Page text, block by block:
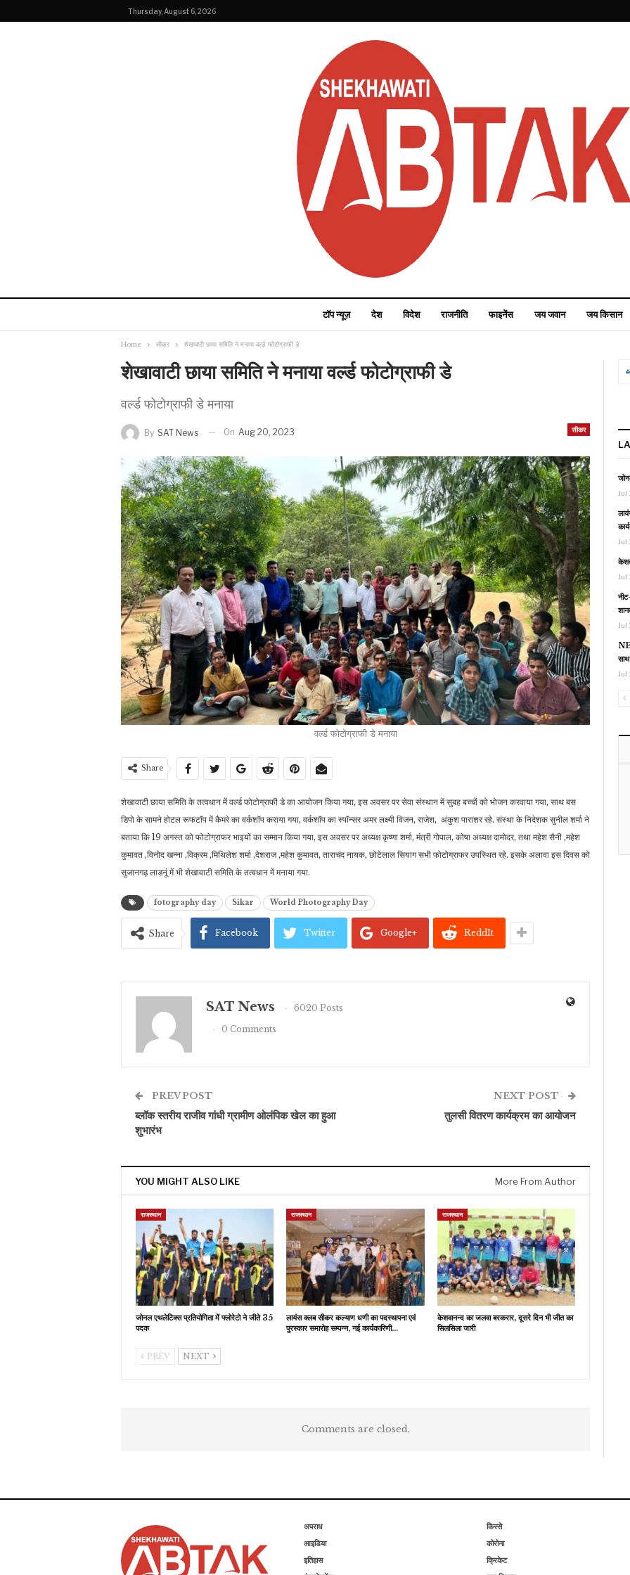
Thursday, August 6, 2026
टॉप न्यूज़ देश विदेश राजनीति फाइनेंस जय जवान जय किसान
Home सीकर शेखावाटी छाया समिति ने मनाया वर्ल्ड फोटोग्राफी डे
शेखावाटी छाया समिति ने मनाया वर्ल्ड फोटोग्राफी डे
वर्ल्ड फोटोग्राफी डे मनाया
सीकर
By SAT News On Aug 20, 2023
वर्ल्ड फोटोग्राफी डे मनाया
Share
शेखावाटी छाया समिति के तत्वधान में वर्ल्ड फोटोग्राफी डे का आयोजन किया गया, इस अवसर पर सेवा संस्थान में सुबह बच्चों को भोजन करवाया गया, साथ बस
डिपो के सामने होटल रूफटॉप में कैमरे का वर्कशॉप कराया गया, वर्कशॉप का स्पॉन्सर अमर लक्ष्मी विजन, राजेश, अंकुश पाराशर रहे. संस्था के निदेशक सुनील शर्मा ने
बताया कि 19 अगस्त को फोटोग्राफर भाइयों का सम्मान किया गया, इस अवसर पर अध्यक्ष कृष्णा शर्मा, मंत्री गोपाल, कोषा अध्यक्ष दामोदर, तथा महेश सैनी ,महेश
कुमावत ,विनोद खन्ना ,विक्रम ,मिथिलेश शर्मा ,देशराज ,महेश कुमावत, ताराचंद नायक, छोटेलाल सियाग सभी फोटोग्राफर उपस्थित रहे. इसके अलावा इस दिवस को
सुजानगढ़ लाडनूं में भी शेखावाटी समिति के तत्वधान में मनाया गया.
fotography day Sikar World Photography Day
Share Facebook Twitter Google+ ReddIt
SAT News
6020 Posts
0 Comments
PREV POST
ब्लॉक स्तरीय राजीव गांधी ग्रामीण ओलंपिक खेल का हुआ
शुभारंभ
NEXT POST
तुलसी वितरण कार्यक्रम का आयोजन
YOU MIGHT ALSO LIKE More From Author
राजस्थान
जोनल एथलेटिक्स प्रतियोगिता में फ्लोरेटो ने जीते 35
पदक
राजस्थान
लायंस क्लब सीकर कल्याण धणी का पदस्थापना एवं
पुरस्कार समारोह सम्पन्न, नई कार्यकारिणी…
राजस्थान
केशवानन्द का जलवा बरकरार, दूसरे दिन भी जीत का
सिलसिला जारी
PREV NEXT
Comments are closed.
Jul
Jul
Jul
Jul
Jul
अपराध
आइडिया
इतिहास
किस्से
कोरोना
क्रिकेट